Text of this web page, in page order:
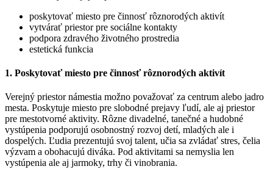
poskytovať miesto pre činnosť rôznorodých aktivít
vytvárať priestor pre sociálne kontakty
podpora zdravého životného prostredia
estetická funkcia
1. Poskytovať miesto pre činnosť rôznorodých aktivít
Verejný priestor námestia možno považovať za centrum alebo jadro
mesta. Poskytuje miesto pre slobodné prejavy ľudí, ale aj priestor
pre mestotvorné aktivity. Rôzne divadelné, tanečné a hudobné
vystúpenia podporujú osobnostný rozvoj detí, mladých ale i
dospelých. Ľudia prezentujú svoj talent, učia sa zvládať stres, čelia
výzvam a obohacujú diváka. Pod aktivitami sa nemyslia len
vystúpenia ale aj jarmoky, trhy či vinobrania.